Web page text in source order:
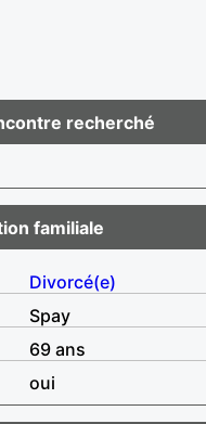
recherché
familiale
Divorcé(e)
Spay
69 ans
oui